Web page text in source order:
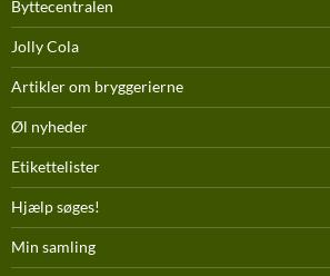
Byttecentralen
Jolly Cola
Artikler om bryggerierne
Øl nyheder
Etikettelister
Hjælp søges!
Min samling